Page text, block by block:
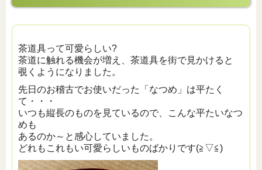
茶道具って可愛らしい?
茶道に触れる機会が増え、茶道具を街で見かけると
覗くようになりました。
先日のお稽古でお使いだった「なつめ」は平たく
て・・・
いつも縦長のものを見ているので、こんな平たいなつ
めも
あるのか～と感心していました。
どれもこれもい可愛らしいものばかりです(≧▽≦)